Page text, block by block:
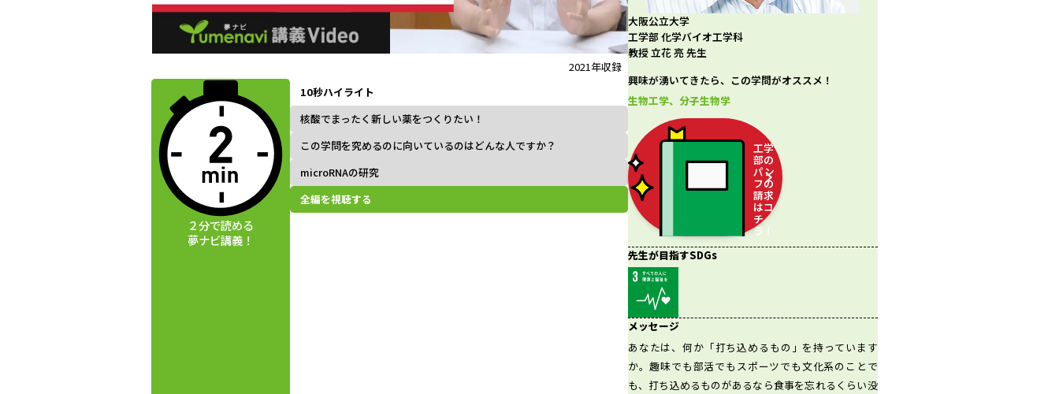
l
a
y
2021年収録
２分で読める
夢ナビ講義！
動画視聴前に
夢ナビ講義を
読んでみよう
10秒ハイライト
核酸でまったく新しい薬をつくりたい！
この学問を究めるのに向いているのはどんな人ですか？
microRNAの研究
全編を視聴する
大阪公立大学
工学部 化学バイオ工学科
教授 立花 亮 先生
興味が湧いてきたら、この学問がオススメ！
生物工学、分子生物学
工学
部の
パン
フの
請求
はコ
チ
ラ！
先生が目指すSDGs
メッセージ
あなたは、何か「打ち込めるもの」を持っています
か。趣味でも部活でもスポーツでも文化系のことで
も、打ち込めるものがあるなら食事を忘れるくらい没